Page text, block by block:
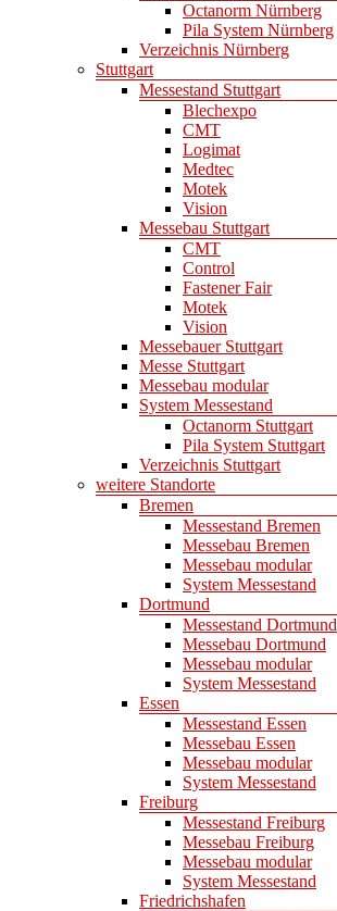
Octanorm Nürnberg
Pila System Nürnberg
Verzeichnis Nürnberg
Stuttgart
Messestand Stuttgart
Blechexpo
CMT
Logimat
Medtec
Motek
Vision
Messebau Stuttgart
CMT
Control
Fastener Fair
Motek
Vision
Messebauer Stuttgart
Messe Stuttgart
Messebau modular
System Messestand
Octanorm Stuttgart
Pila System Stuttgart
Verzeichnis Stuttgart
weitere Standorte
Bremen
Messestand Bremen
Messebau Bremen
Messebau modular
System Messestand
Dortmund
Messestand Dortmund
Messebau Dortmund
Messebau modular
System Messestand
Essen
Messestand Essen
Messebau Essen
Messebau modular
System Messestand
Freiburg
Messestand Freiburg
Messebau Freiburg
Messebau modular
System Messestand
Friedrichshafen